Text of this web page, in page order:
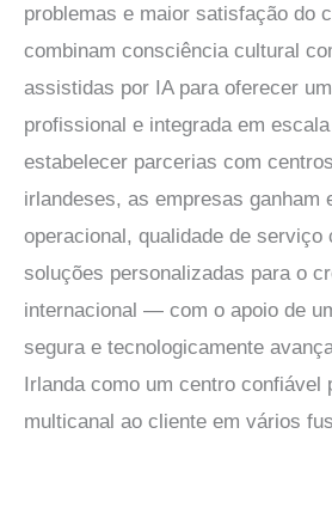
problemas e maior satisfação do
combinam consciência cultural
assistidas por IA para oferecer
profissional e integrada em
estabelecer parcerias com
irlandeses, as empresas ganham
operacional, qualidade de serviço
soluções personalizadas para o
internacional — com o apoio de
segura e tecnologicamente
Irlanda como um centro confiável
multicanal ao cliente em vários